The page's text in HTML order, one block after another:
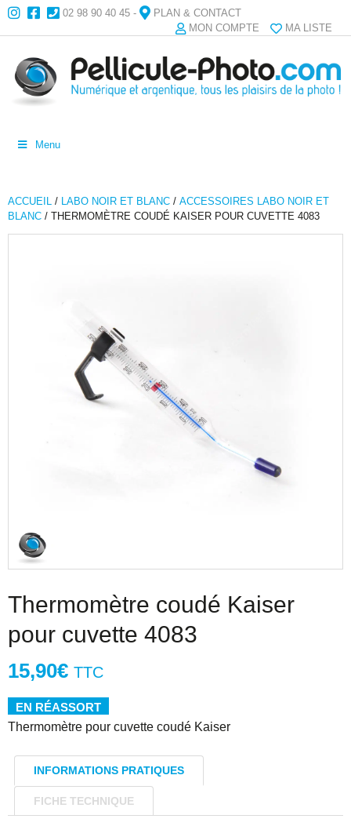
02 98 90 40 45 -
PLAN & CONTACT
MON COMPTE
MA LISTE
Menu
ACCUEIL / LABO NOIR ET BLANC / ACCESSOIRES LABO NOIR ET
BLANC / THERMOMÈTRE COUDÉ KAISER POUR CUVETTE 4083
Thermomètre coudé Kaiser
pour cuvette 4083
15,90€ TTC
EN RÉASSORT
Thermomètre pour cuvette coudé Kaiser
INFORMATIONS PRATIQUES
FICHE TECHNIQUE